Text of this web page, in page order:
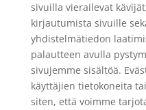
sivuilla vierailevat
kirjautumista sivuille
yhdistelmätiedon
palautteen avulla
sivujemme sisältöä.
käyttäjien tietokoneita
siten, että voimme